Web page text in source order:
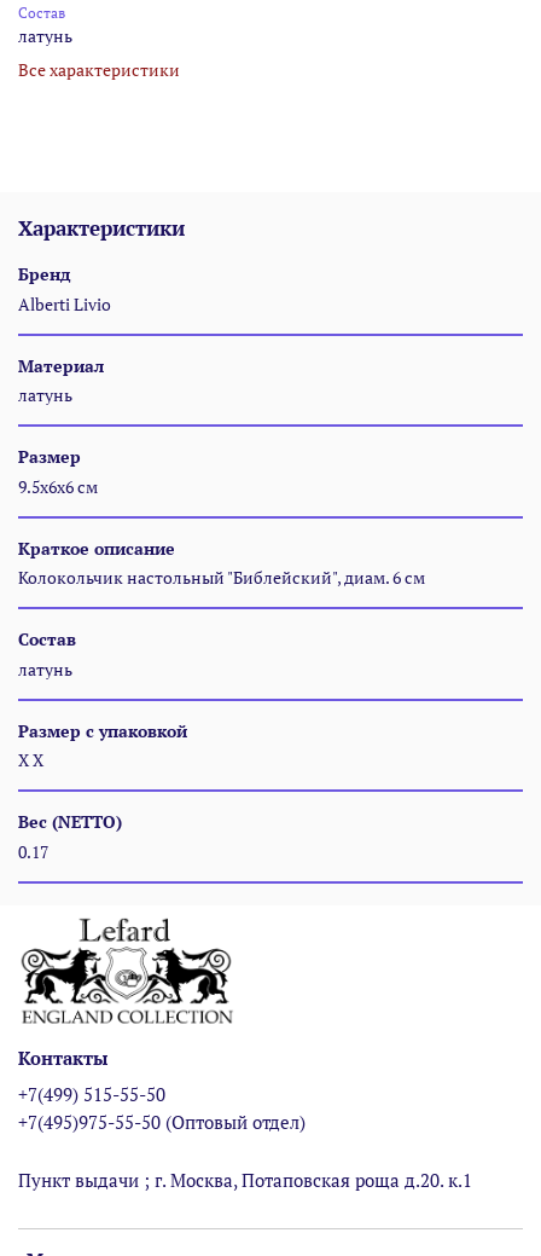
Состав
латунь
Все характеристики
Характеристики
Бренд
Alberti Livio
Материал
латунь
Размер
9.5x6x6 см
Краткое описание
Колокольчик настольный "Библейский", диам. 6 см
Состав
латунь
Размер с упаковкой
Х Х
Вес (NETTO)
0.17
Контакты
+7(499) 515-55-50
+7(495)975-55-50 (Оптовый отдел)
Пункт выдачи ; г. Москва, Потаповская роща д.20. к.1